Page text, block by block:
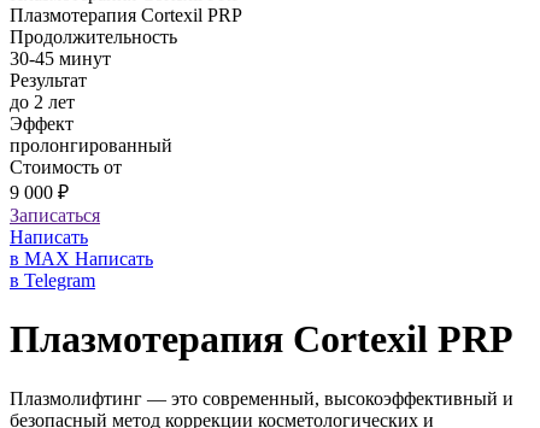
Плазмотерапия Cortexil PRP
Продолжительность
30-45 минут
Результат
до 2 лет
Эффект
пролонгированный
Стоимость от
9 000 ₽
Записаться
Написать
в MAX Написать
в Telegram
Плазмотерапия Cortexil PRP
Плазмолифтинг — это современный, высокоэффективный и
безопасный метод коррекции косметологических и